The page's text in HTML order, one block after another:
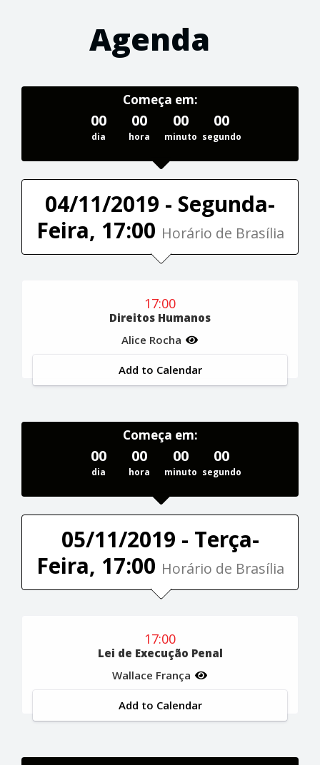
Agenda
Começa em:
00
dia
00
hora
00
minuto
00
segundo
04/11/2019 - Segunda-
Feira, 17:00 Horário de Brasília
17:00
Direitos Humanos
Alice Rocha
Add to Calendar
Começa em:
00
dia
00
hora
00
minuto
00
segundo
05/11/2019 - Terça-
Feira, 17:00 Horário de Brasília
17:00
Lei de Execução Penal
Wallace França
Add to Calendar